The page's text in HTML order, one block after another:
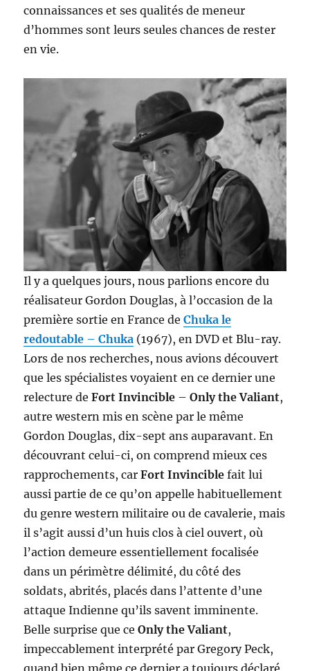
connaissances et ses qualités de meneur
d’hommes sont leurs seules chances de rester
en vie.
Il y a quelques jours, nous parlions encore du
réalisateur Gordon Douglas, à l’occasion de la
première sortie en France deChuka le
redoutable – Chuka (1967), en DVD et Blu-ray.
Lors de nos recherches, nous avions découvert
que les spécialistes voyaient en ce dernier une
relecture deFort Invincible – Only the Valiant,
autre western mis en scène par le même
Gordon Douglas, dix-sept ans auparavant. En
découvrant celui-ci, on comprend mieux ces
rapprochements, carFort Invinciblefait lui
aussi partie de ce qu’on appelle habituellement
du genre western militaire ou de cavalerie, mais
il s’agit aussi d’un huis clos à ciel ouvert, où
l’action demeure essentiellement focalisée
dans un périmètre délimité, du côté des
soldats, abrités, placés dans l’attente d’une
attaque Indienne qu’ils savent imminente.
Belle surprise que ceOnly the Valiant,
impeccablement interprété par Gregory Peck,